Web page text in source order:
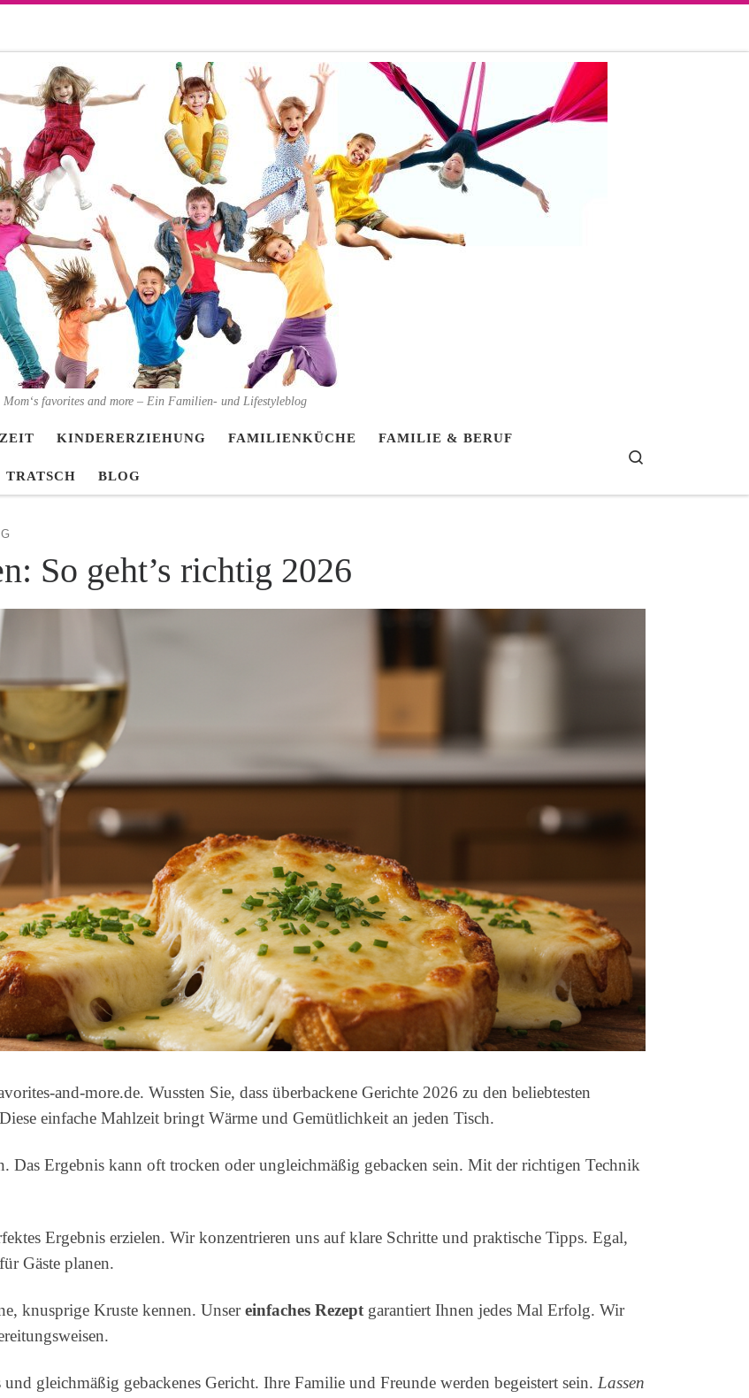
Mom‘s favorites and more – Ein Familien- und Lifestyleblog
KINDERERZIEHUNG FAMILIENKÜCHE FAMILIE & BERUF
BLOG
So geht’s richtig 2026
and-more.de. Wussten Sie, dass überbackene Gerichte 2026 zu den beliebtesten
einfache Mahlzeit bringt Wärme und Gemütlichkeit an jeden Tisch.
Das Ergebnis kann oft trocken oder ungleichmäßig gebacken sein. Mit der richtigen Technik
Ergebnis erzielen. Wir konzentrieren uns auf klare Schritte und praktische Tipps. Egal,
Gäste planen.
knusprige Kruste kennen. Unsereinfaches Rezeptgarantiert Ihnen jedes Mal Erfolg. Wir
gleichmäßig gebackenes Gericht. Ihre Familie und Freunde werden begeistert sein. Lassen